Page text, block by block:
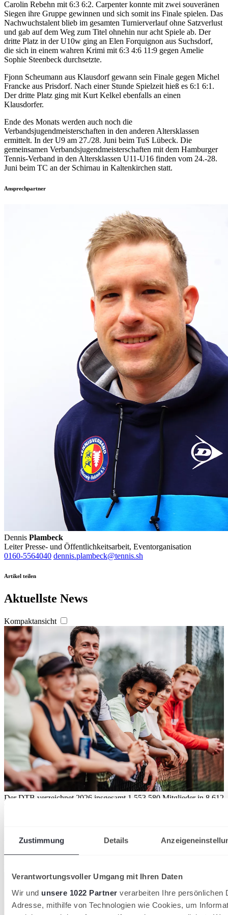
Zustimmung Details
Verantwortungsvoller Umgang mit Ihren Daten
Wir und unsere 1022 Partner verarbeiten Ihre persönlichen
Adresse, mithilfe von Technologien wie Cookies, um
Carolin Rebehn mit 6:3 6:2. Carpenter konnte mit zwei souveränen
Siegen ihre Gruppe gewinnen und sich somit ins Finale spielen. Das
Nachwuchstalent blieb im gesamten Turnierverlauf ohne Satzverlust
und gab auf dem Weg zum Titel ohnehin nur acht Spiele ab. Der
dritte Platz in der U10w ging an Elen Forquignon aus Suchsdorf,
die sich in einem wahren Krimi mit 6:3 4:6 11:9 gegen Amelie
Sophie Steenbeck durchsetzte.
Fjonn Scheumann aus Klausdorf gewann sein Finale gegen Michel
Francke aus Prisdorf. Nach einer Stunde Spielzeit hieß es 6:1 6:1.
Der dritte Platz ging mit Kurt Kelkel ebenfalls an einen
Klausdorfer.
Ende des Monats werden auch noch die
Verbandsjugendmeisterschaften in den anderen Altersklassen
ermittelt. In der U9 am 27./28. Juni beim TuS Lübeck. Die
gemeinsamen Verbandsjugendmeisterschaften mit dem Hamburger
Tennis-Verband in den Altersklassen U11-U16 finden vom 24.-28.
Juni beim TC an der Schirnau in Kaltenkirchen statt.
Ansprechpartner
Dennis Plambeck
Leiter Presse- und Öffentlichkeitsarbeit, Eventorganisation
0160-5564040 dennis.plambeck@tennis.sh
Artikel teilen
Aktuellste News
Kompaktansicht
Der DTB verzeichnet 2026 insgesamt 1.553.580 Mitglieder in 8.612
36.000 neue Mitglieder: Tennis wächst 2026 stärker
als in den Vorjahren